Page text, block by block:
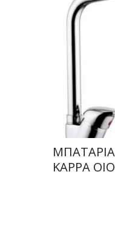
KAPPA